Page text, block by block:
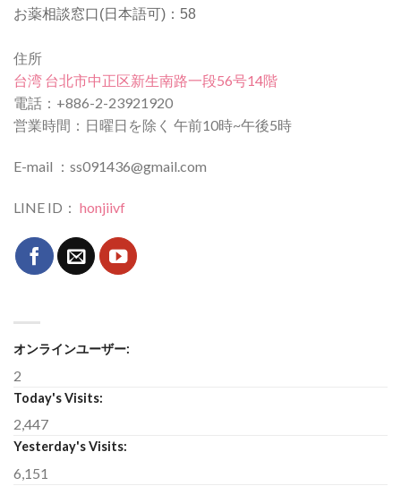
お薬相談窓口(日本語可)：58
住所
台湾 台北市中正区新生南路一段56号14階
電話：+886-2-23921920
営業時間：日曜日を除く 午前10時~午後5時
E-mail ：ss091436@gmail.com
LINE ID： honjiivf
オンラインユーザー:
2
Today's Visits:
2,447
Yesterday's Visits:
6,151